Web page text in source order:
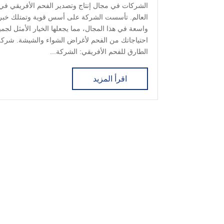
الشركات في مجال إنتاج وتصدير الفحم الأفريقي
العالم. تأسست الشركة على أسس قوية وتمتلك
واسعة في هذا المجال، مما يجعلها الخيار الأمثل
احتياجاتك من الفحم لأغراض الشواء والشيشة.
الطارق للفحم الأفريقي: الشركة...
اقرأ المزيد